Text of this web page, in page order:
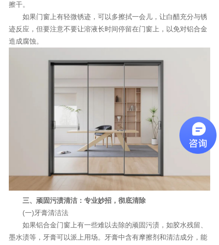
擦干。
如果门窗上有轻微锈迹，可以多擦拭一会儿，让白醋充分与锈
迹反应，但要注意不要让溶液长时间停留在门窗上，以免对铝合金
造成腐蚀。
三、顽固污渍清洁：专业妙招，彻底清除
(一)牙膏清洁法
如果铝合金门窗上有一些难以去除的顽固污渍，如胶水残留、
墨水渍等，牙膏可以派上用场。牙膏中含有摩擦剂和清洁成分，能